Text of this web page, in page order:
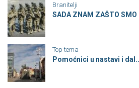
Branitelji
SADA ZNAM ZAŠTO SMO
Top tema
Pomoćnici u nastavi i